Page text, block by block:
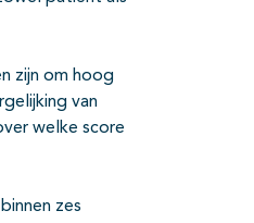
zijn om hoog
van
welke score
zes